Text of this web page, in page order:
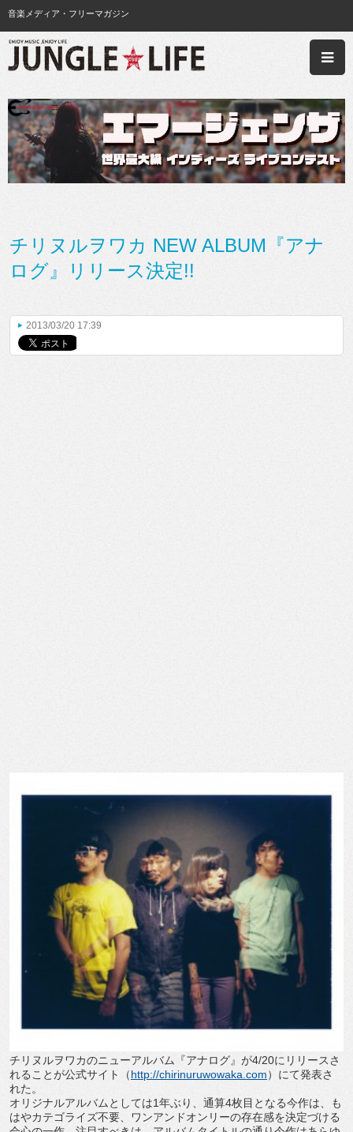
音楽メディア・フリーマガジン
チリヌルヲワカ NEW ALBUM『アナ
ログ』リリース決定!!
2013/03/20 17:39
チリヌルヲワカのニューアルバム『アナログ』が4/20にリリースさ
れることが公式サイト（http://chirinuruwowaka.com）にて発表さ
れた。
オリジナルアルバムとしては1年ぶり、通算4枚目となる今作は、も
はやカテゴライズ不要、ワンアンドオンリーの存在感を決定づける